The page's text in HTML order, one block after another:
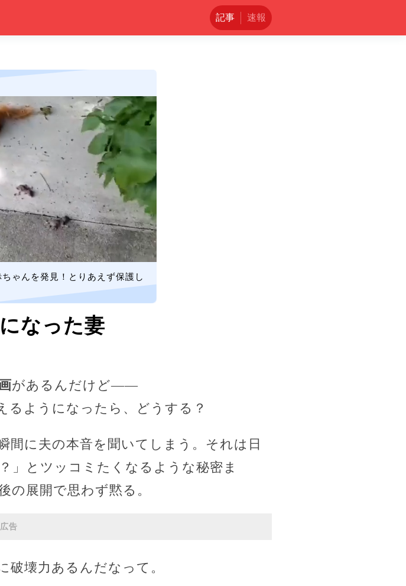
記事 速報
ゃんを発見！とりあえず保護し
なった妻
があるんだけど――
るようになったら、どうする？
間に夫の本音を聞いてしまう。それは日
」とツッコミたくなるような秘密ま
展開で思わず黙る。
広告
破壊力あるんだなって。